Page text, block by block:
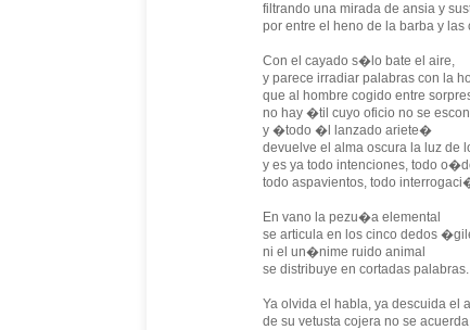
filtrando una mirada de ansia y
por entre el heno de la barba y las
Con el cayado s�lo bate el aire,
y parece irradiar palabras con la
que al hombre cogido entre
no hay �til cuyo oficio no se
y �todo �l lanzado ariete�
devuelve el alma oscura la luz de
y es ya todo intenciones, todo
todo aspavientos, todo
En vano la pezu�a elemental
se articula en los cinco dedos
ni el un�nime ruido animal
se distribuye en cortadas palabras.
Ya olvida el habla, ya descuida el
de su vetusta cojera no se